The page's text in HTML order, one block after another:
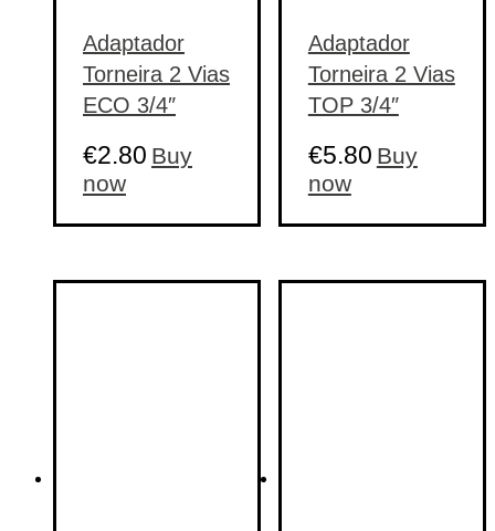
Adaptador
Torneira 2 Vias
ECO 3/4″
€2.80 Buy
now
Adaptador
Torneira 2 Vias
TOP 3/4″
€5.80 Buy
now